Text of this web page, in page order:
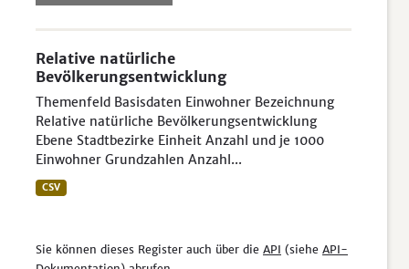
Relative natürliche
Bevölkerungsentwicklung
Themenfeld Basisdaten Einwohner Bezeichnung
Relative natürliche Bevölkerungsentwicklung
Ebene Stadtbezirke Einheit Anzahl und je 1000
Einwohner Grundzahlen Anzahl...
CSV
Sie können dieses Register auch über die API (siehe API-